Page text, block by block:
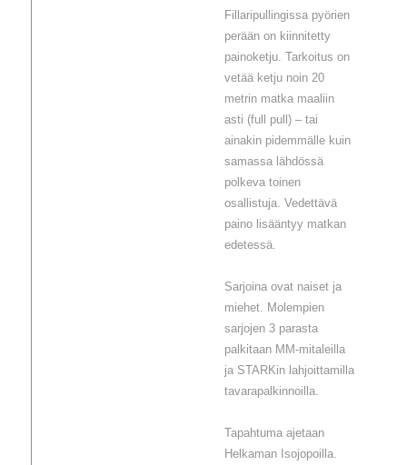
Fillaripullingissa pyörien
perään on kiinnitetty
painoketju. Tarkoitus on
vetää ketju noin 20
metrin matka maaliin
asti (full pull) – tai
ainakin pidemmälle kuin
samassa lähdössä
polkeva toinen
osallistuja. Vedettävä
paino lisääntyy matkan
edetessä.
Sarjoina ovat naiset ja
miehet. Molempien
sarjojen 3 parasta
palkitaan MM-mitaleilla
ja STARKin lahjoittamilla
tavarapalkinnoilla.
Tapahtuma ajetaan
Helkaman Isojopoilla.